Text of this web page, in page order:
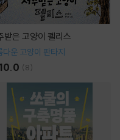
받은 고양이 펠리스
다운 고양이 판타지
(8)